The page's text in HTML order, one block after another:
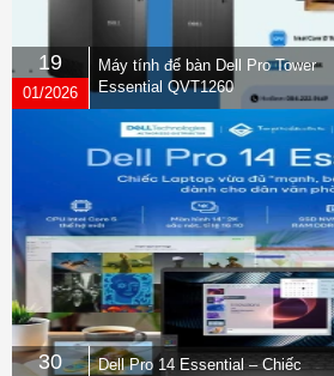
19
01/2026
Máy tính để bàn Dell Pro Tower
Essential QVT1260
30
Dell Pro 14 Essential – Chiếc